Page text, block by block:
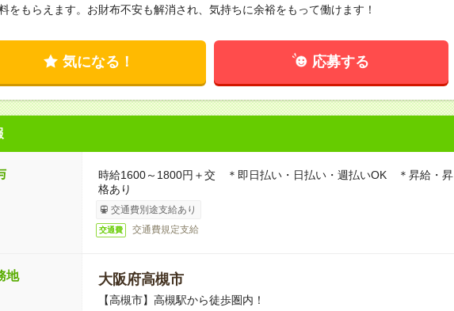
をもらえます。お財布不安も解消され、気持ちに余裕をもって働けます！
気になる！ 応募する
時給1600～1800円＋交 ＊即日払い・日払い・週払いOK ＊昇給・昇
格あり
交通費別途支給あり
交通費 交通費規定支給
地 大阪府高槻市
【高槻市】高槻駅から徒歩圏内！